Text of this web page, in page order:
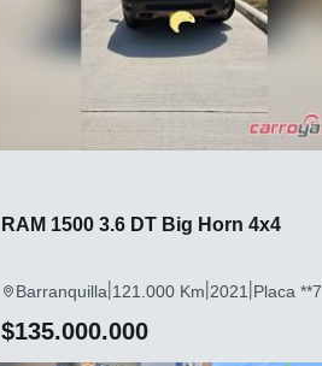
RAM 1500 3.6 DT Big Horn 4x4
Barranquilla|121.000 Km|2021|Placa **7
$135.000.000